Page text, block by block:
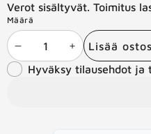
Verot sisältyvät. Toimitus
Määrä
Vähennä
määrää
Lisää
määrää
Lisää
Hyväksy tilausehdot ja